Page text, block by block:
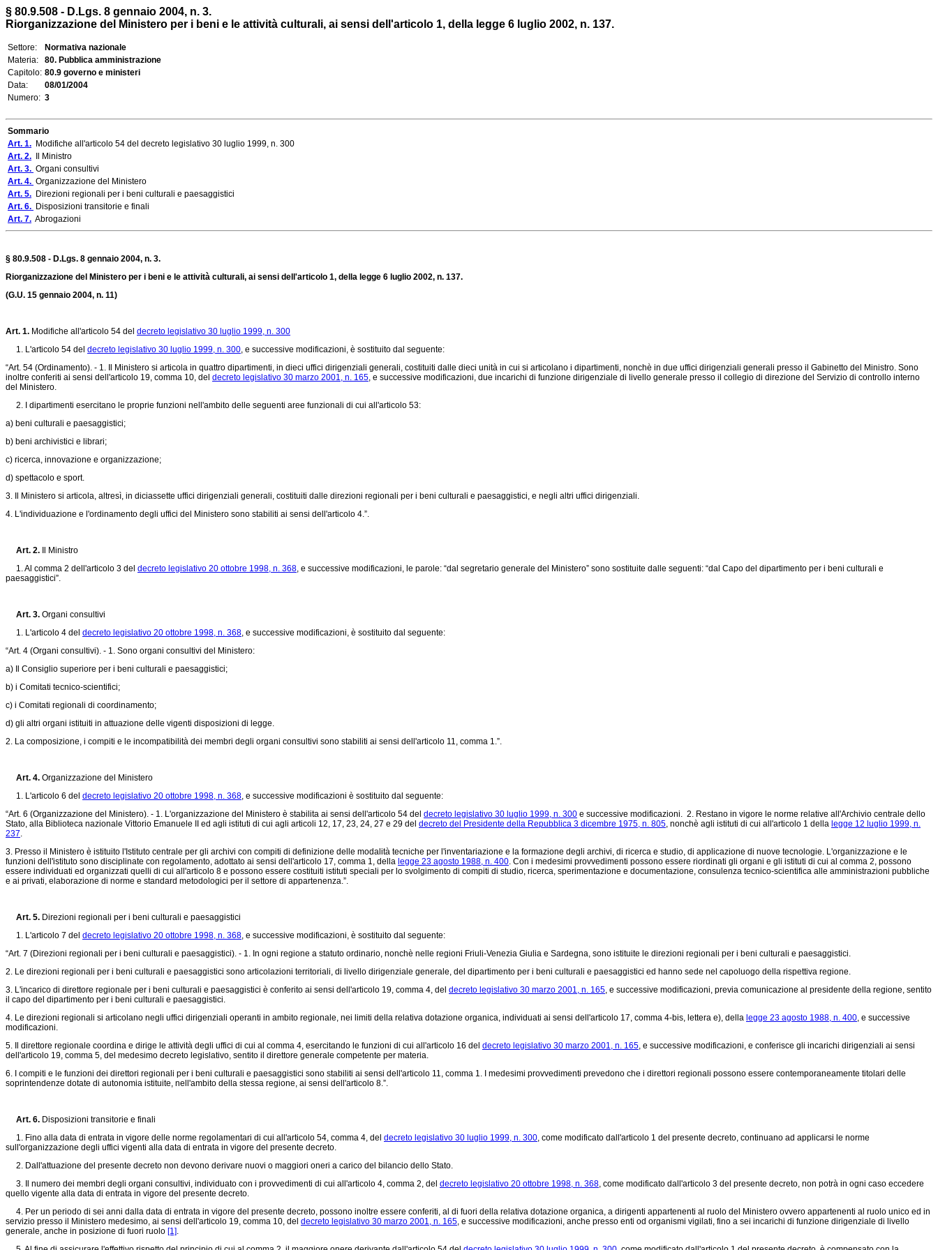
§ 80.9.508 - D.Lgs. 8 gennaio 2004, n. 3.
Riorganizzazione del Ministero per i beni e le attività culturali, ai sensi dell'articolo 1, della legge 6 luglio 2002, n. 137.
Settore:
Normativa nazionale
Materia:
80. Pubblica amministrazione
Capitolo: 80.9 governo e ministeri
Data:
08/01/2004
Numero: 3
Sommario
Art. 1. Modifiche all'articolo 54 del decreto legislativo 30 luglio 1999, n. 300
Art. 2. Il Ministro
Art. 3. Organi consultivi
Art. 4. Organizzazione del Ministero
Art. 5. Direzioni regionali per i beni culturali e paesaggistici
Art. 6. Disposizioni transitorie e finali
Art. 7. Abrogazioni
§ 80.9.508 - D.Lgs. 8 gennaio 2004, n. 3.
Riorganizzazione del Ministero per i beni e le attività culturali, ai sensi dell'articolo 1, della legge 6 luglio 2002, n. 137.
(G.U. 15 gennaio 2004, n. 11)
Art. 1. Modifiche all'articolo 54 del decreto legislativo 30 luglio 1999, n. 300
1. L'articolo 54 del decreto legislativo 30 luglio 1999, n. 300, e successive modificazioni, è sostituito dal seguente:
“Art. 54 (Ordinamento). - 1. Il Ministero si articola in quattro dipartimenti, in dieci uffici dirigenziali generali, costituiti dalle dieci unità in cui si articolano i dipartimenti, nonchè in due uffici dirigenziali generali presso il Gabinetto del Ministro. Sono
inoltre conferiti ai sensi dell'articolo 19, comma 10, del decreto legislativo 30 marzo 2001, n. 165, e successive modificazioni, due incarichi di funzione dirigenziale di livello generale presso il collegio di direzione del Servizio di controllo interno
del Ministero.
2. I dipartimenti esercitano le proprie funzioni nell'ambito delle seguenti aree funzionali di cui all'articolo 53:
a) beni culturali e paesaggistici;
b) beni archivistici e librari;
c) ricerca, innovazione e organizzazione;
d) spettacolo e sport.
3. Il Ministero si articola, altresì, in diciassette uffici dirigenziali generali, costituiti dalle direzioni regionali per i beni culturali e paesaggistici, e negli altri uffici dirigenziali.
4. L'individuazione e l'ordinamento degli uffici del Ministero sono stabiliti ai sensi dell'articolo 4.”.
Art. 2. Il Ministro
1. Al comma 2 dell'articolo 3 del decreto legislativo 20 ottobre 1998, n. 368, e successive modificazioni, le parole: “dal segretario generale del Ministero” sono sostituite dalle seguenti: “dal Capo del dipartimento per i beni culturali e
paesaggistici”.
Art. 3. Organi consultivi
1. L'articolo 4 del decreto legislativo 20 ottobre 1998, n. 368, e successive modificazioni, è sostituito dal seguente:
“Art. 4 (Organi consultivi). - 1. Sono organi consultivi del Ministero:
a) Il Consiglio superiore per i beni culturali e paesaggistici;
b) i Comitati tecnico-scientifici;
c) i Comitati regionali di coordinamento;
d) gli altri organi istituiti in attuazione delle vigenti disposizioni di legge.
2. La composizione, i compiti e le incompatibilità dei membri degli organi consultivi sono stabiliti ai sensi dell'articolo 11, comma 1.”.
Art. 4. Organizzazione del Ministero
1. L'articolo 6 del decreto legislativo 20 ottobre 1998, n. 368, e successive modificazioni è sostituito dal seguente:
“Art. 6 (Organizzazione del Ministero). - 1. L'organizzazione del Ministero è stabilita ai sensi dell'articolo 54 del decreto legislativo 30 luglio 1999, n. 300 e successive modificazioni. 2. Restano in vigore le norme relative all'Archivio centrale dello
Stato, alla Biblioteca nazionale Vittorio Emanuele II ed agli istituti di cui agli articoli 12, 17, 23, 24, 27 e 29 del decreto del Presidente della Repubblica 3 dicembre 1975, n. 805, nonchè agli istituti di cui all'articolo 1 della legge 12 luglio 1999, n.
237.
3. Presso il Ministero è istituito l'Istituto centrale per gli archivi con compiti di definizione delle modalità tecniche per l'inventariazione e la formazione degli archivi, di ricerca e studio, di applicazione di nuove tecnologie. L'organizzazione e le
funzioni dell'istituto sono disciplinate con regolamento, adottato ai sensi dell'articolo 17, comma 1, della legge 23 agosto 1988, n. 400. Con i medesimi provvedimenti possono essere riordinati gli organi e gli istituti di cui al comma 2, possono
essere individuati ed organizzati quelli di cui all'articolo 8 e possono essere costituiti istituti speciali per lo svolgimento di compiti di studio, ricerca, sperimentazione e documentazione, consulenza tecnico-scientifica alle amministrazioni pubbliche
e ai privati, elaborazione di norme e standard metodologici per il settore di appartenenza.”.
Art. 5. Direzioni regionali per i beni culturali e paesaggistici
1. L'articolo 7 del decreto legislativo 20 ottobre 1998, n. 368, e successive modificazioni, è sostituito dal seguente:
“Art. 7 (Direzioni regionali per i beni culturali e paesaggistici). - 1. In ogni regione a statuto ordinario, nonchè nelle regioni Friuli-Venezia Giulia e Sardegna, sono istituite le direzioni regionali per i beni culturali e paesaggistici.
2. Le direzioni regionali per i beni culturali e paesaggistici sono articolazioni territoriali, di livello dirigenziale generale, del dipartimento per i beni culturali e paesaggistici ed hanno sede nel capoluogo della rispettiva regione.
3. L'incarico di direttore regionale per i beni culturali e paesaggistici è conferito ai sensi dell'articolo 19, comma 4, del decreto legislativo 30 marzo 2001, n. 165, e successive modificazioni, previa comunicazione al presidente della regione, sentito
il capo del dipartimento per i beni culturali e paesaggistici.
4. Le direzioni regionali si articolano negli uffici dirigenziali operanti in ambito regionale, nei limiti della relativa dotazione organica, individuati ai sensi dell'articolo 17, comma 4-bis, lettera e), della legge 23 agosto 1988, n. 400, e successive
modificazioni.
5. Il direttore regionale coordina e dirige le attività degli uffici di cui al comma 4, esercitando le funzioni di cui all'articolo 16 del decreto legislativo 30 marzo 2001, n. 165, e successive modificazioni, e conferisce gli incarichi dirigenziali ai sensi
dell'articolo 19, comma 5, del medesimo decreto legislativo, sentito il direttore generale competente per materia.
6. I compiti e le funzioni dei direttori regionali per i beni culturali e paesaggistici sono stabiliti ai sensi dell'articolo 11, comma 1. I medesimi provvedimenti prevedono che i direttori regionali possono essere contemporaneamente titolari delle
soprintendenze dotate di autonomia istituite, nell'ambito della stessa regione, ai sensi dell'articolo 8.”.
Art. 6. Disposizioni transitorie e finali
1. Fino alla data di entrata in vigore delle norme regolamentari di cui all'articolo 54, comma 4, del decreto legislativo 30 luglio 1999, n. 300, come modificato dall'articolo 1 del presente decreto, continuano ad applicarsi le norme
sull'organizzazione degli uffici vigenti alla data di entrata in vigore del presente decreto.
2. Dall'attuazione del presente decreto non devono derivare nuovi o maggiori oneri a carico del bilancio dello Stato.
3. Il numero dei membri degli organi consultivi, individuato con i provvedimenti di cui all'articolo 4, comma 2, del decreto legislativo 20 ottobre 1998, n. 368, come modificato dall'articolo 3 del presente decreto, non potrà in ogni caso eccedere
quello vigente alla data di entrata in vigore del presente decreto.
4. Per un periodo di sei anni dalla data di entrata in vigore del presente decreto, possono inoltre essere conferiti, al di fuori della relativa dotazione organica, a dirigenti appartenenti al ruolo del Ministero ovvero appartenenti al ruolo unico ed in
servizio presso il Ministero medesimo, ai sensi dell'articolo 19, comma 10, del decreto legislativo 30 marzo 2001, n. 165, e successive modificazioni, anche presso enti od organismi vigilati, fino a sei incarichi di funzione dirigenziale di livello
generale, anche in posizione di fuori ruolo [1].